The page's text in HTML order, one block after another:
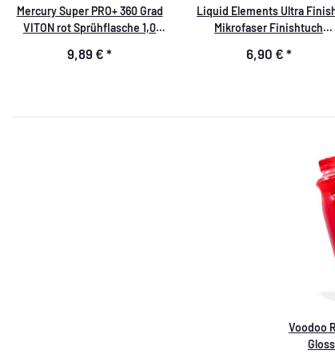
Mercury Super PRO+ 360 Grad
VITON rot Sprühflasche 1,0
9,89 € *
Liquid Elements Ultra
Mikrofaser Finishtuch
6,90 € *
Voodoo